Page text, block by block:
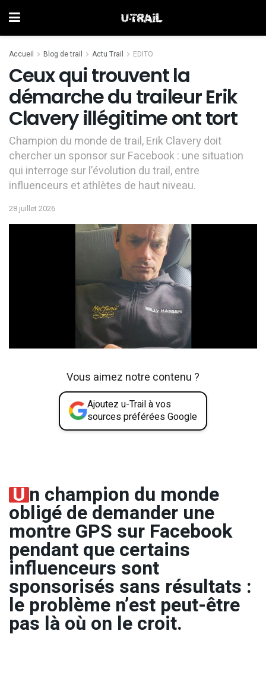
Accueil Blog de trail Actu Trail EDITO
Ceux qui trouvent la
démarche du traileur Erik
Clavery illégitime ont tort
Champion du monde de trail, Erik Clavery doit
chercher un sponsor sur Facebook : une situation
qui interroge sur l’évolution du trail, entre
influenceurs et athlètes de haut niveau.
28 juillet 2026
Vous aimez notre contenu ?
Ajoutez u-Trail à vos
sources préférées Google
Un champion du monde
obligé de demander une
montre GPS sur Facebook
pendant que certains
influenceurs sont
sponsorisés sans résultats :
le problème n’est peut-être
pas là où on le croit.